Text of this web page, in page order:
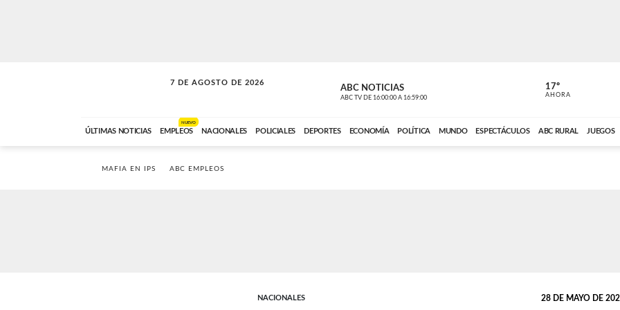
7 DE AGOSTO DE 2026
VITAMINAS ABC NOTICIAS
ABC TV DE 16:00:00 A 16:59:00 ABC CARDINAL
17º
AHORA
ÚLTIMAS NOTICIAS EMPLEOS
NUEVO
NACIONALES POLICIALES DEPORTES ECONOMÍA POLÍTICA MUNDO ESPECTÁCULOS ABC RURAL JUEGOS
MAFIA EN IPS ABC EMPLEOS
NACIONALES 28 DE MAYO DE